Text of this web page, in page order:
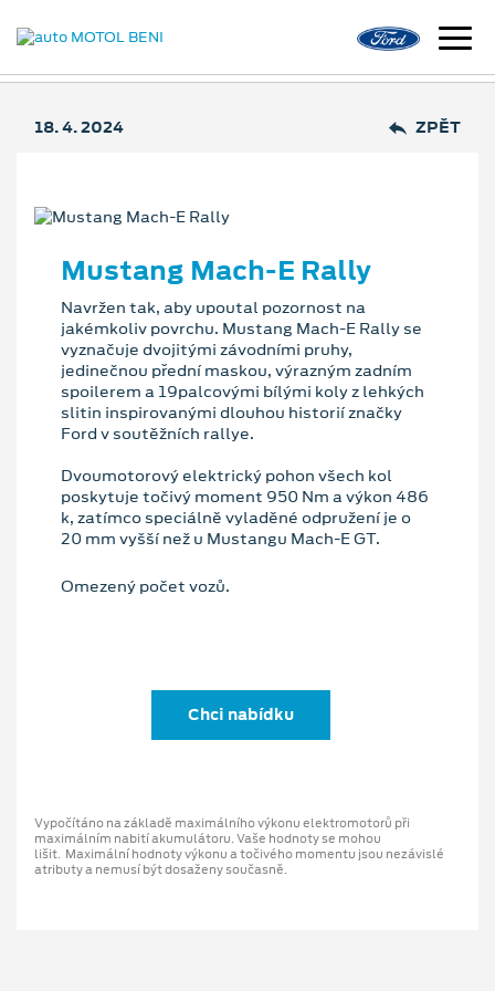
18. 4. 2024 ZPĚT
Mustang Mach-E Rally
Navržen tak, aby upoutal pozornost na
jakémkoliv povrchu. Mustang Mach-E Rally se
vyznačuje dvojitými závodními pruhy,
jedinečnou přední maskou, výrazným zadním
spoilerem a 19palcovými bílými koly z lehkých
slitin inspirovanými dlouhou historií značky
Ford v soutěžních rallye.
Dvoumotorový elektrický pohon všech kol
poskytuje točivý moment 950 Nm a výkon 486
k, zatímco speciálně vyladěné odpružení je o
20 mm vyšší než u Mustangu Mach-E GT.
Omezený počet vozů.
Chci nabídku
Vypočítáno na základě maximálního výkonu elektromotorů při
maximálním nabití akumulátoru. Vaše hodnoty se mohou
lišit. Maximální hodnoty výkonu a točivého momentu jsou nezávislé
atributy a nemusí být dosaženy současně.